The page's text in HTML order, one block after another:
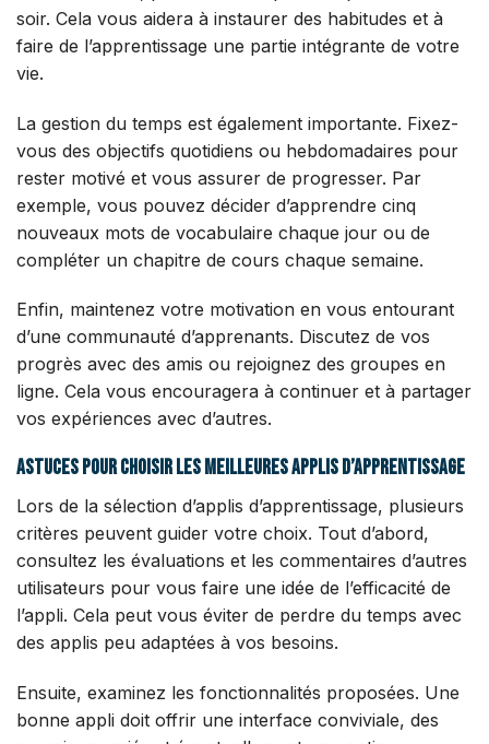
soir. Cela vous aidera à instaurer des habitudes et à
faire de l’apprentissage une partie intégrante de votre
vie.
La gestion du temps est également importante. Fixez-
vous des objectifs quotidiens ou hebdomadaires pour
rester motivé et vous assurer de progresser. Par
exemple, vous pouvez décider d’apprendre cinq
nouveaux mots de vocabulaire chaque jour ou de
compléter un chapitre de cours chaque semaine.
Enfin, maintenez votre motivation en vous entourant
d’une communauté d’apprenants. Discutez de vos
progrès avec des amis ou rejoignez des groupes en
ligne. Cela vous encouragera à continuer et à partager
vos expériences avec d’autres.
Astuces pour choisir les meilleures applis d’apprentissage
Lors de la sélection d’applis d’apprentissage, plusieurs
critères peuvent guider votre choix. Tout d’abord,
consultez les évaluations et les commentaires d’autres
utilisateurs pour vous faire une idée de l’efficacité de
l’appli. Cela peut vous éviter de perdre du temps avec
des applis peu adaptées à vos besoins.
Ensuite, examinez les fonctionnalités proposées. Une
bonne appli doit offrir une interface conviviale, des